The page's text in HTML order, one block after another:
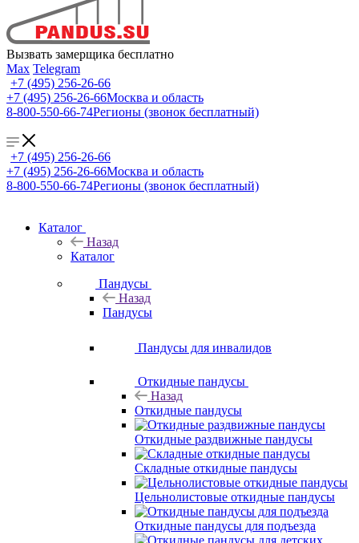
Вызвать замерщика бесплатно
Max Telegram
+7 (495) 256-26-66
+7 (495) 256-26-66Москва и область
8-800-550-66-74Регионы (звонок бесплатный)
+7 (495) 256-26-66
+7 (495) 256-26-66Москва и область
8-800-550-66-74Регионы (звонок бесплатный)
Каталог
Назад
Каталог
Пандусы
Назад
Пандусы
Пандусы для инвалидов
Откидные пандусы
Назад
Откидные пандусы
Откидные раздвижные пандусы
Складные откидные пандусы
Цельнолистовые откидные пандусы
Откидные пандусы для подъезда